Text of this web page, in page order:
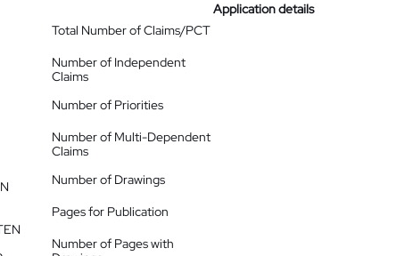
Application details
Total Number of Claims/PCT
Number of Independent
Claims
Number of Priorities
Number of Multi-Dependent
Claims
Number of Drawings
Pages for Publication
Number of Pages with